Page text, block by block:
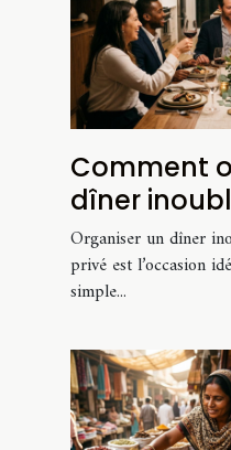
Comment
dîner
chef privé?
Organiser un dîner
privé est l’occasion
simple...